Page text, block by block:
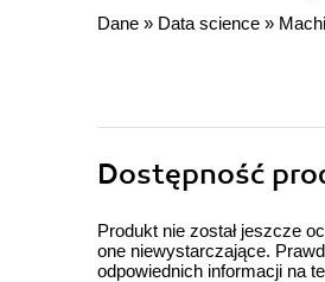
Dane » Data science »
Dostępność
Produkt nie został jeszcze
one niewystarczające.
odpowiednich informacji na